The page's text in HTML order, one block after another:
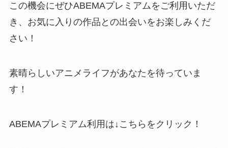
この機会にぜひABEMAプレミアムをご利用いただ
き、お気に入りの作品との出会いをお楽しみくだ
さい！
素晴らしいアニメライフがあなたを待っていま
す！
ABEMAプレミアム利用は↓こちらをクリック！